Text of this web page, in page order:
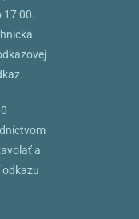
17:00.
a